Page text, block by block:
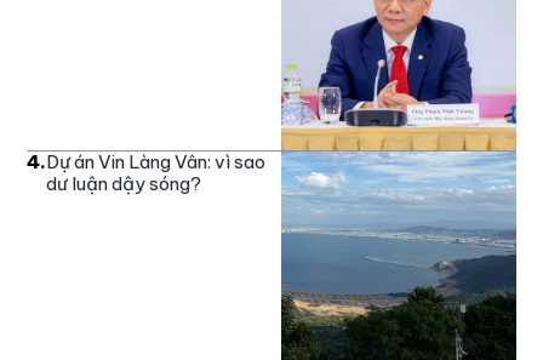
4.Dự án Vin Làng Vân: vì sao
dư luận dậy sóng?